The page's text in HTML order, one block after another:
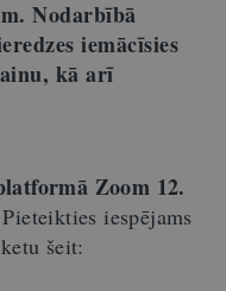
Nodarbībā
iemācīsies
kā arī
Zoom 12.
Pieteikties iespējams
šeit: